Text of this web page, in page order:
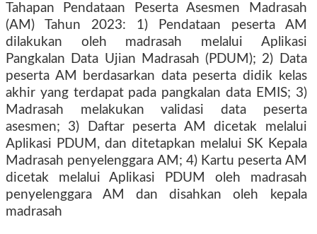
Tahapan Pendataan Peserta Asesmen Madrasah
(AM) Tahun 2023: 1) Pendataan peserta AM
dilakukan oleh madrasah melalui Aplikasi
Pangkalan Data Ujian Madrasah (PDUM); 2) Data
peserta AM berdasarkan data peserta didik kelas
akhir yang terdapat pada pangkalan data EMIS; 3)
Madrasah melakukan validasi data peserta
asesmen; 3) Daftar peserta AM dicetak melalui
Aplikasi PDUM, dan ditetapkan melalui SK Kepala
Madrasah penyelenggara AM; 4) Kartu peserta AM
dicetak melalui Aplikasi PDUM oleh madrasah
penyelenggara AM dan disahkan oleh kepala
madrasah